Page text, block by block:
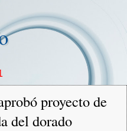
proyecto de
del dorado